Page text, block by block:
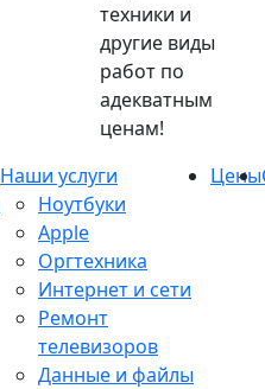
техники и
другие виды
работ по
адекватным
ценам!
Наши услуги
Ноутбуки
Apple
Оргтехника
Интернет и сети
Ремонт
телевизоров
Данные и файлы
Цены